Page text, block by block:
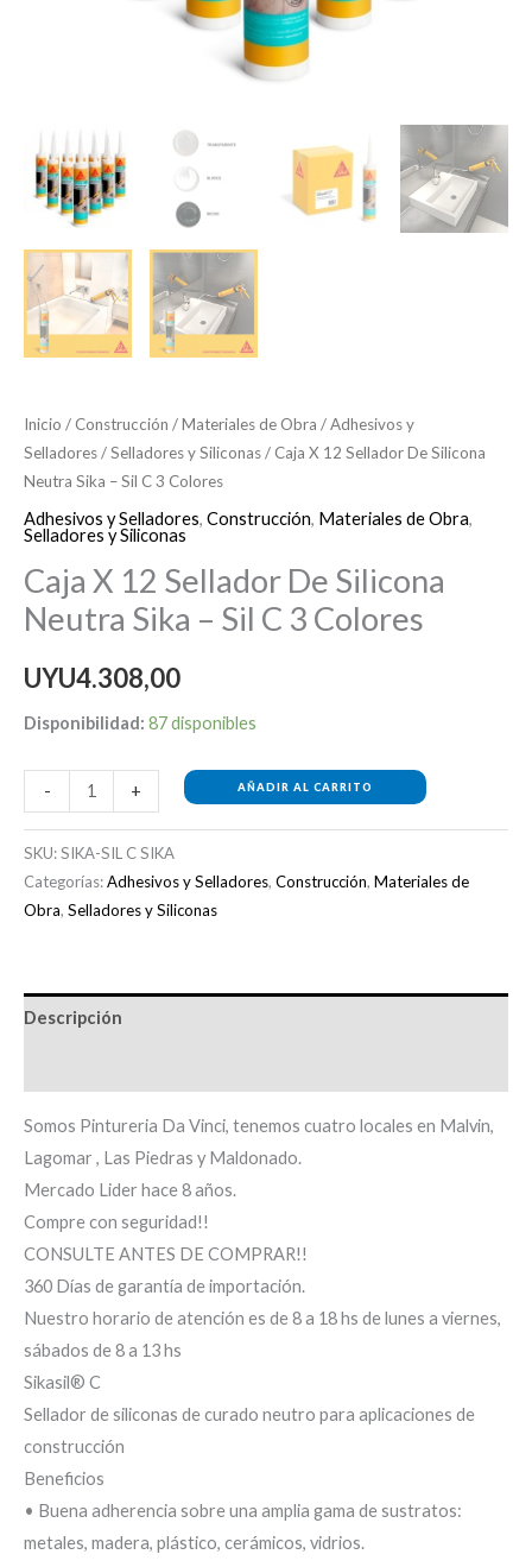
Inicio / Construcción /Materiales de Obra /Adhesivos y
Selladores/Selladores y Siliconas/ Caja X 12 Sellador De Silicona
Neutra Sika – Sil C 3 Colores
Adhesivos y Selladores, Construcción, Materiales de Obra,
Selladores y Siliconas
Caja X 12 Sellador De Silicona
Neutra Sika – Sil C 3 Colores
UYU4.308,00
Disponibilidad: 87 disponibles
- + AÑADIR AL CARRITO
SKU:SIKA-SIL C SIKA
Categorías:Adhesivos y Selladores, Construcción, Materiales de
Obra, Selladores y Siliconas
Descripción
Somos Pintureria Da Vinci, tenemos cuatro locales en Malvin,
Lagomar , Las Piedras y Maldonado.
Mercado Lider hace 8 años.
Compre con seguridad!!
CONSULTE ANTES DE COMPRAR!!
360 Días de garantía de importación.
Nuestro horario de atención es de 8 a 18 hs de lunes a viernes,
sábados de 8 a 13 hs
Sikasil® C
Sellador de siliconas de curado neutro para aplicaciones de
construcción
Beneficios
• Buena adherencia sobre una amplia gama de sustratos:
metales, madera, plástico, cerámicos, vidrios.